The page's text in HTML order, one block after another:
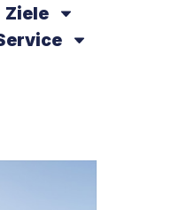
Ziele